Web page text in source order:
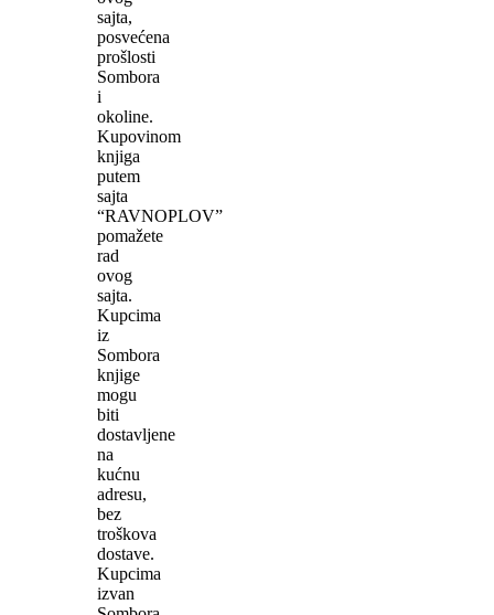
sajta,
posvećena
prošlosti
Sombora
i
okoline.
Kupovinom
knjiga
putem
sajta
“RAVNOPLOV”
pomažete
rad
ovog
sajta.
Kupcima
iz
Sombora
knjige
mogu
biti
dostavljene
na
kućnu
adresu,
bez
troškova
dostave.
Kupcima
izvan